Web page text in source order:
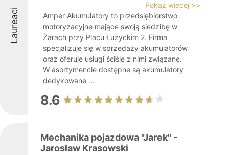
Laureaci
Pokaż więcej >>
Amper Akumulatory to przedsiębiorstwo
motoryzacyjne mające swoją siedzibę w
Żarach przy Placu Łużyckim 2. Firma
specjalizuje się w sprzedaży akumulatorów
oraz oferuje usługi ściśle z nimi związane.
W asortymencie dostępne są akumulatory
dedykowane ...
8.6
Mechanika pojazdowa "Jarek" -
Jarosław Krasowski